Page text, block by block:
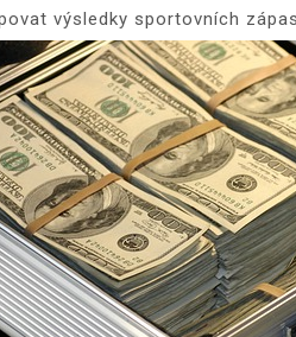
výsledky sportovních